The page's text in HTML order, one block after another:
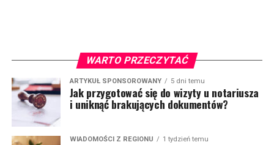
WARTO PRZECZYTAĆ
ARTYKUŁ SPONSOROWANY 5 dni temu
Jak przygotować się do wizyty u notariusza
i uniknąć brakujących dokumentów?
WIADOMOŚCI Z REGIONU 1 tydzień temu